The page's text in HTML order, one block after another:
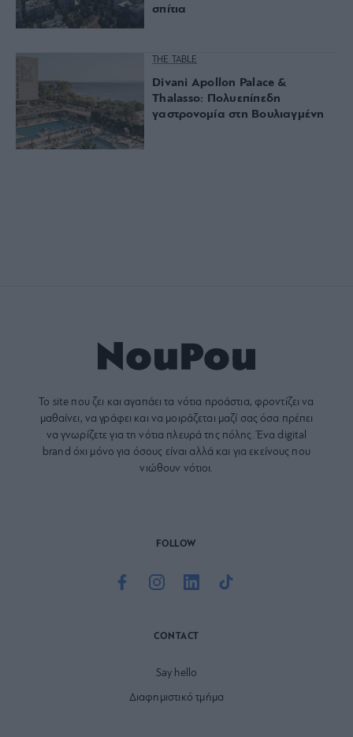
σπίτια
THE TABLE
Divani Apollon Palace &
Thalasso: Πολυεπίπεδη
γαστρονομία στη Βουλιαγμένη
Το site που ζει και αγαπάει τα νότια προάστια, φροντίζει να
μαθαίνει, να γράφει και να μοιράζεται μαζί σας όσα πρέπει
να γνωρίζετε για τη νότια πλευρά της πόλης. Ένα digital
brand όχι μόνο για όσους είναι αλλά και για εκείνους που
νιώθουν νότιοι.
FOLLOW
CONTACT
Say hello
Διαφημιστικό τμήμα